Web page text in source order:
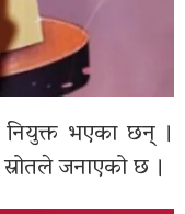
नियुक्त भएका छन् ।
जनाएको छ ।